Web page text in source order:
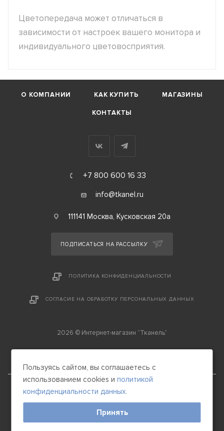
Цветопередача может отличаться в
зависимости от настроек вашего монитора и
индивидуального цветовосприятия.
О КОМПАНИИ КАК КУПИТЬ МАГАЗИНЫ
КОНТАКТЫ
+7 800 600 16 33
info@tkanel.ru
111141 Москва, Кусковская 20а
ПОДПИСАТЬСЯ НА РАССЫЛКУ
ПОЛИТИКА КОНФИДЕНЦИАЛЬНОСТИ
СОГЛАСИЕ НА ОБРАБОТКУ ПЕРСОНАЛЬНЫХ ДАННЫХ
2026 © Интернет-магазин “Тканель”
Пользуясь сайтом, вы соглашаетесь с
использованием cookies иполитикой
конфиденциальности данных.
Принять